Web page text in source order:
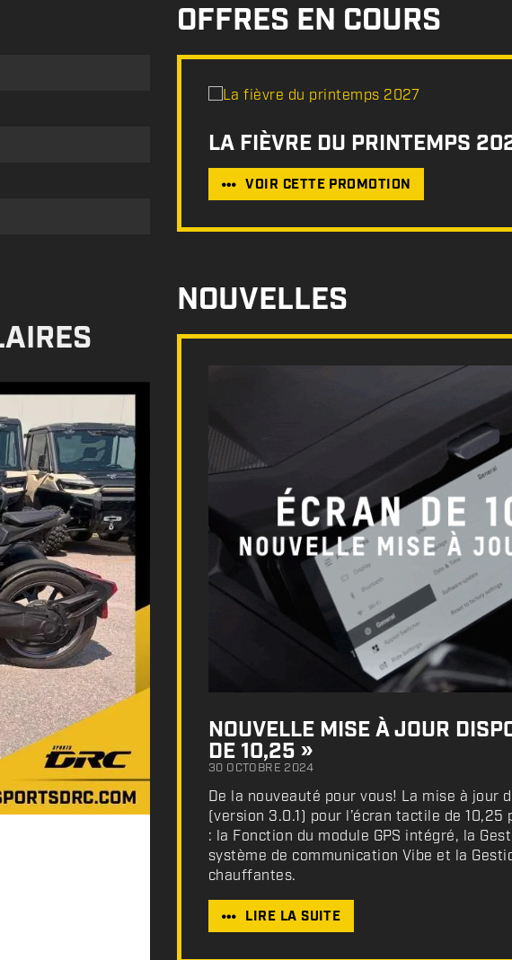
OFFRES EN COURS
LA FIÈVRE DU PRINTEMPS
VOIR CETTE PROMOTION
NOUVELLES
NOUVELLE MISE À JOUR
DE 10,25 »
30 OCTOBRE 2024
De la nouveauté pour vous! La mise à jour
(version 3.0.1) pour l’écran tactile de
: la Fonction du module GPS intégré, la
système de communication Vibe et la
chauffantes.
LIRE LA SUITE